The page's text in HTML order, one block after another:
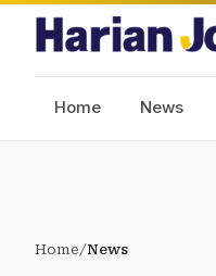
Home News
Home/News